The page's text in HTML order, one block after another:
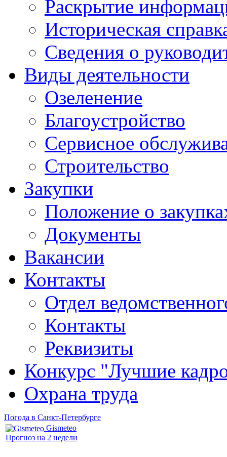
Раскрытие
Историческая
Сведения о
Виды деятельности
Озеленение
Благоустройство
Сервисное
Строительство
Закупки
Положение о
Документы
Вакансии
Контакты
Отдел
Контакты
Реквизиты
Конкурс "Лучшие
Охрана труда
Погода в Санкт-Петербурге
Gismeteo
Прогноз на 2 недели